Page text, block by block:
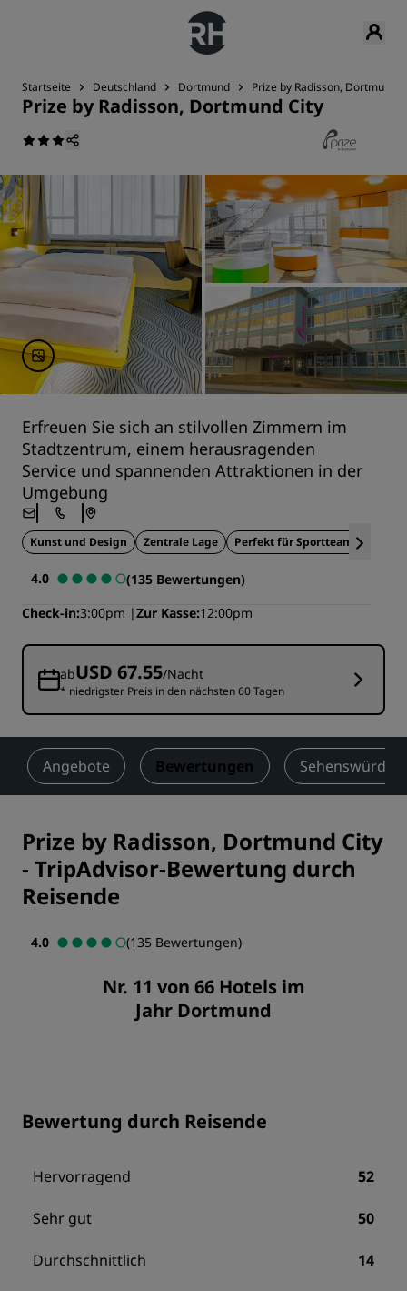
Startseite Deutschland Dortmund Prize by Radisson, Dortmund
Prize by Radisson, Dortmund City
Erfreuen Sie sich an stilvollen Zimmern im
Stadtzentrum, einem herausragenden
Service und spannenden Attraktionen in der
Umgebung
Kunst und Design Zentrale Lage Perfekt für Sportteams
4.0
(135 Bewertungen)
Check-in 3:00pm Zur Kasse 12:00pm
abUSD 67.55/Nacht
* niedrigster Preis in den nächsten 60 Tagen
Angebote Bewertungen
Prize by Radisson, Dortmund City
- TripAdvisor-Bewertung durch
Reisende
4.0 (135 Bewertungen)
Nr. 11 von 66 Hotels im
Jahr Dortmund
Bewertung durch Reisende
Hervorragend 52
Sehr gut 50
Durchschnittlich 14